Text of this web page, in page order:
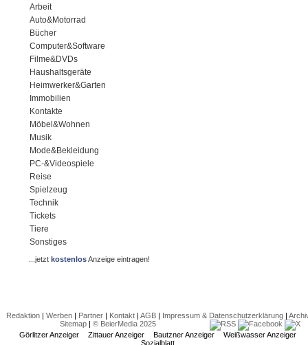
Arbeit
Auto&Motorrad
Bücher
Computer&Software
Filme&DVDs
Haushaltsgeräte
Heimwerker&Garten
Immobilien
Kontakte
Möbel&Wohnen
Musik
Mode&Bekleidung
PC-&Videospiele
Reise
Spielzeug
Technik
Tickets
Tiere
Sonstiges
...jetztkostenlosAnzeige eintragen!
Redaktion| Werben| Partner| Kontakt| AGB| Impressum & Datenschutzerklärung|
Sitemap| © BeierMedia 2025
Görlitzer Anzeiger
Zittauer Anzeiger Bautzner Anzeiger
Weißwasser Anzeiger
Sozialblatt